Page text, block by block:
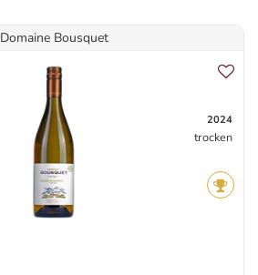
Domaine Bousquet
2024
trocken